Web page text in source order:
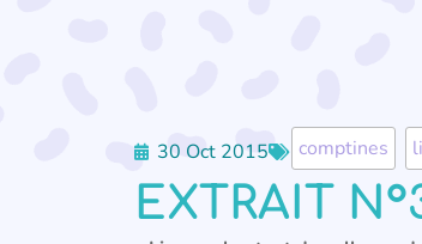
30 Oct 2015 comptines
EXTRAIT